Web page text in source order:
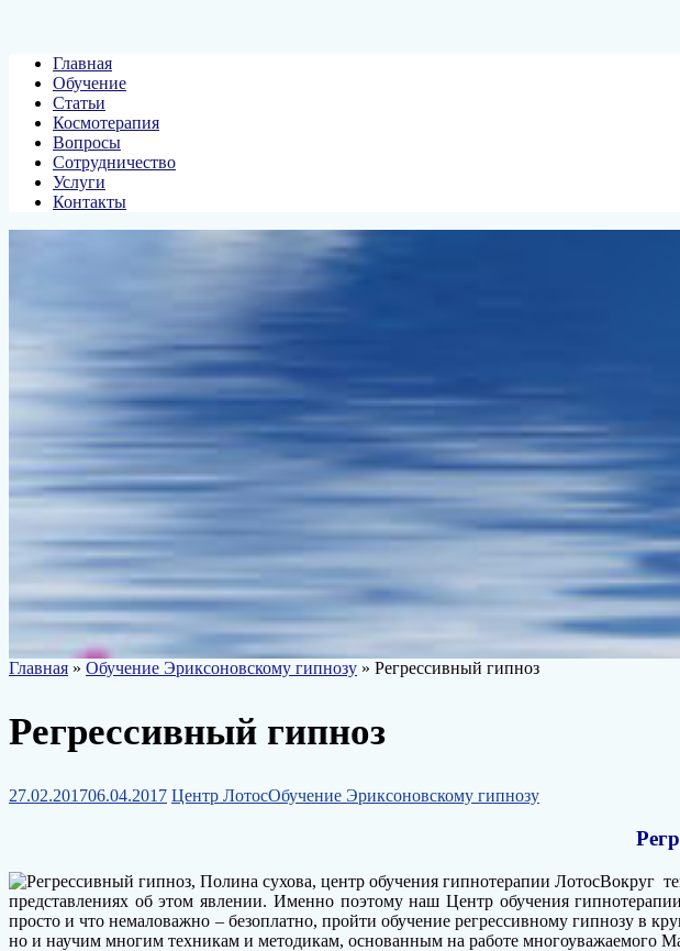
Главная
Обучение
Статьи
Космотерапия
Вопросы
Сотрудничество
Услуги
Контакты
Главная » Обучение Эриксоновскому гипнозу » Регрессивный гипноз
Регрессивный гипноз
27.02.201706.04.2017 Центр ЛотосОбучение Эриксоновскому гипнозу
Вокруг
представлениях об этом явлении. Именно поэтому наш Центр обучения
просто и что немаловажно – безоплатно, пройти обучение регрессивному гипнозу
но и научим многим техникам и методикам, основанным на работе многоуважаемого